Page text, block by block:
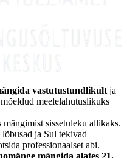
vastutustundlikult ja
meelelahutuslikuks
mängimist sissetuleku allikaks.
ja Sul tekivad
professionaalset abi.
mängida alates 21.